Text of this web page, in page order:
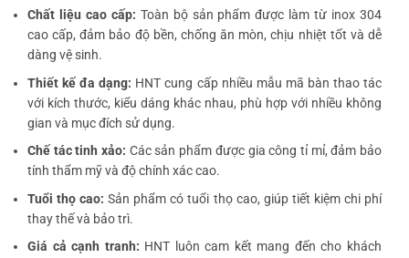
Chất liệu cao cấp: Toàn bộ sản phẩm được làm từ inox 304
cao cấp, đảm bảo độ bền, chống ăn mòn, chịu nhiệt tốt và dễ
dàng vệ sinh.
Thiết kế đa dạng: HNT cung cấp nhiều mẫu mã bàn thao tác
với kích thước, kiểu dáng khác nhau, phù hợp với nhiều không
gian và mục đích sử dụng.
Chế tác tinh xảo: Các sản phẩm được gia công tỉ mỉ, đảm bảo
tính thẩm mỹ và độ chính xác cao.
Tuổi thọ cao: Sản phẩm có tuổi thọ cao, giúp tiết kiệm chi phí
thay thế và bảo trì.
Giá cả cạnh tranh: HNT luôn cam kết mang đến cho khách